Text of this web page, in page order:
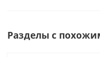
Разделы с